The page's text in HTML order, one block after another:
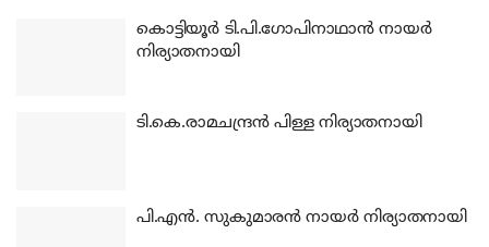
കൊട്ടിയൂര്‍ ടി.പി.ഗോപിനാഥാന്‍ നായര്‍
നിര്യാതനായി
ടി.കെ.രാമചന്ദ്രന്‍ പിള്ള നിര്യാതനായി
പി.എന്‍. സുകുമാരന്‍ നായര്‍ നിര്യാതനായി